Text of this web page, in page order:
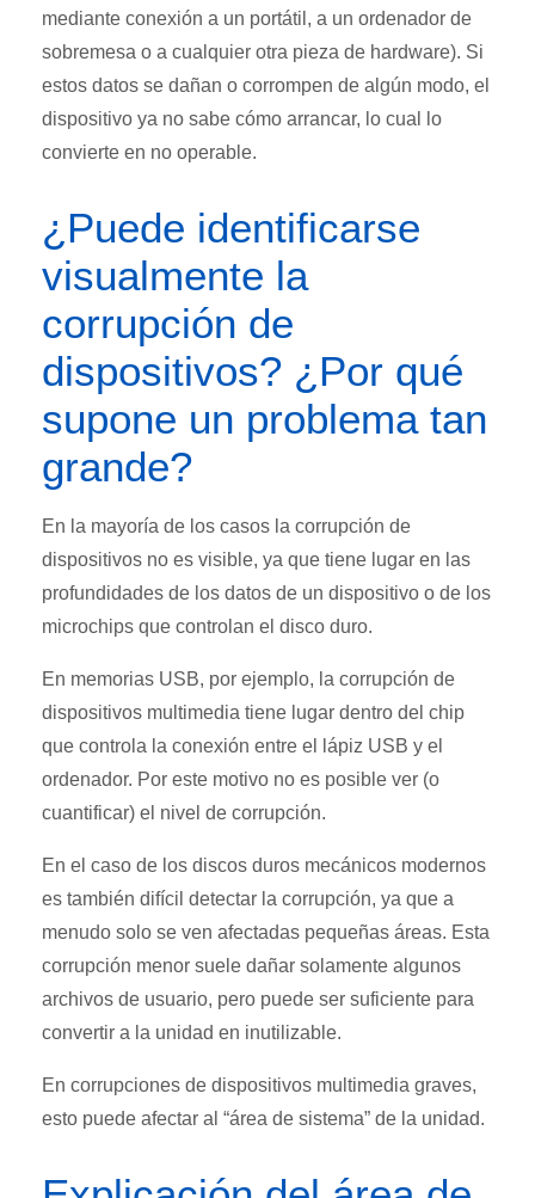
mediante conexión a un portátil, a un ordenador de
sobremesa o a cualquier otra pieza de hardware). Si
estos datos se dañan o corrompen de algún modo, el
dispositivo ya no sabe cómo arrancar, lo cual lo
convierte en no operable.
¿Puede identificarse
visualmente la
corrupción de
dispositivos? ¿Por qué
supone un problema tan
grande?
En la mayoría de los casos la corrupción de
dispositivos no es visible, ya que tiene lugar en las
profundidades de los datos de un dispositivo o de los
microchips que controlan el disco duro.
En memorias USB, por ejemplo, la corrupción de
dispositivos multimedia tiene lugar dentro del chip
que controla la conexión entre el lápiz USB y el
ordenador. Por este motivo no es posible ver (o
cuantificar) el nivel de corrupción.
En el caso de los discos duros mecánicos modernos
es también difícil detectar la corrupción, ya que a
menudo solo se ven afectadas pequeñas áreas. Esta
corrupción menor suele dañar solamente algunos
archivos de usuario, pero puede ser suficiente para
convertir a la unidad en inutilizable.
En corrupciones de dispositivos multimedia graves,
esto puede afectar al “área de sistema” de la unidad.